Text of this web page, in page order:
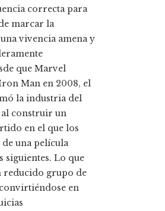
correcta para
marcar la
vivencia amena y
que Marvel
Man en 2008, el
la industria del
construir un
en el que los
una película
siguientes. Lo que
reducido grupo de
en